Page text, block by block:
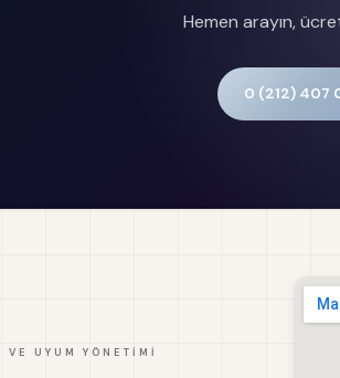
Hemen arayın,
0 (212) 407
UYUM YÖNETIMI